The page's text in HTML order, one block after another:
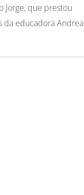
Jorge, que prestou
da educadora Andrea